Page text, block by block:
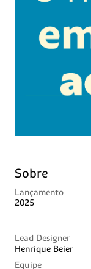
Sobre
Lançamento
2025
Lead Designer
Henrique Beier
Equipe